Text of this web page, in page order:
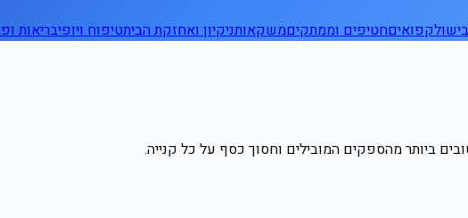
קפואיםחטיפים וממתקיםמשקאותניקיון ואחזקת הביתטיפוח ויופיבריאות
ביותר מהספקים המובילים וחסוך כסף על כל קנייה.